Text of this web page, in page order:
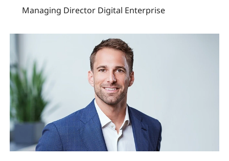
Managing Director Digital Enterprise